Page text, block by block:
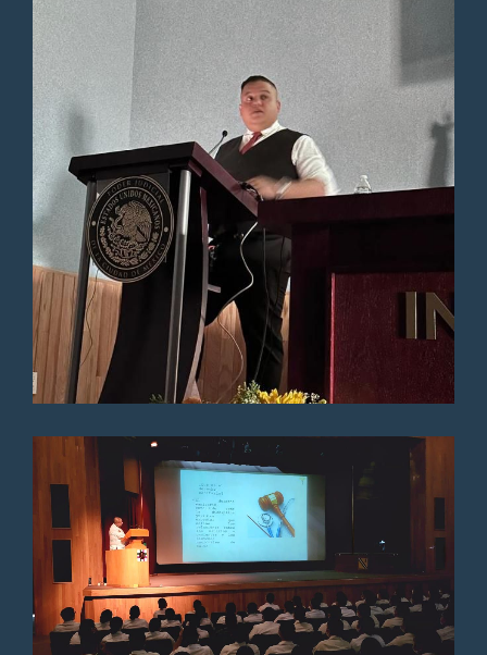
Seguridad en atención,
tratamiento y estabilidad
emocional.
Paciente
Buenas explicaciones y
detalladas, evaluación integral
pruebas y asesoría del
paciente, es un doctor con
amplios conocimiento en
materia legal.